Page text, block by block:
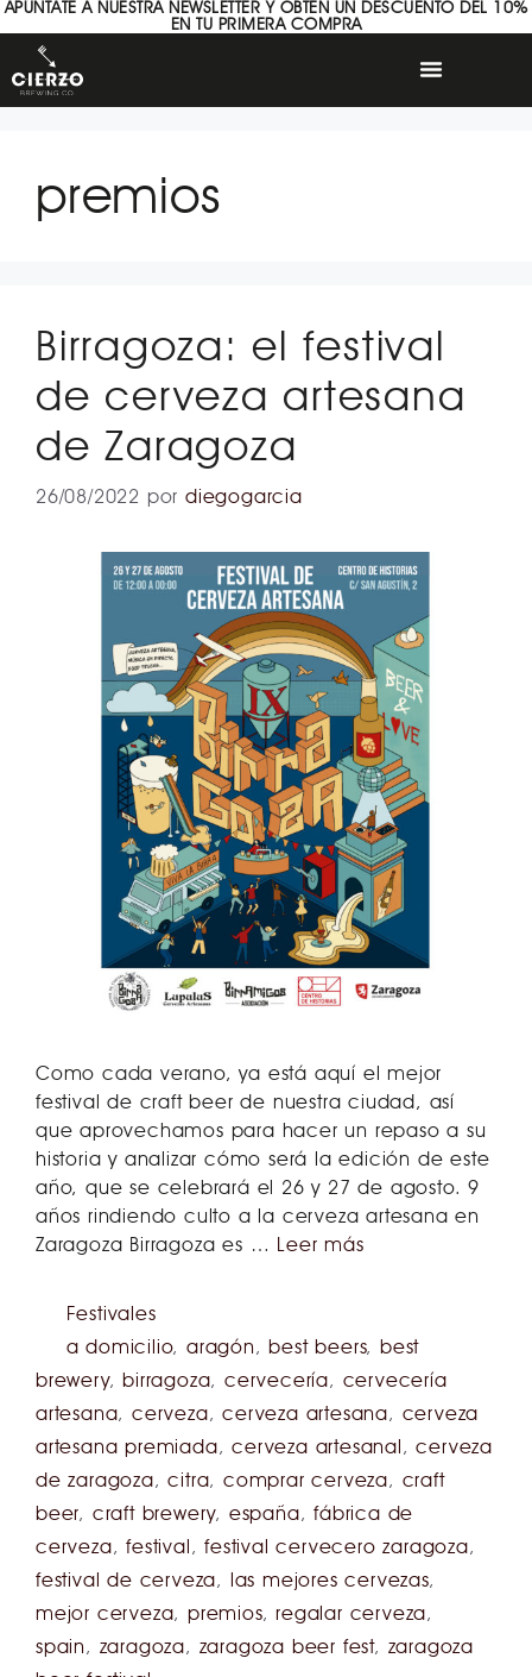
APÚNTATE A NUESTRA NEWSLETTER Y OBTÉN UN DESCUENTO DEL 10%
EN TU PRIMERA COMPRA
premios
Birragoza: el festival
de cerveza artesana
de Zaragoza
26/08/2022 pordiegogarcia
Como cada verano, ya está aquí el mejor
festival de craft beer de nuestra ciudad, así
que aprovechamos para hacer un repaso a su
historia y analizar cómo será la edición de este
año, que se celebrará el 26 y 27 de agosto. 9
años rindiendo culto a la cerveza artesana en
Zaragoza Birragoza es … Leer más
Festivales
a domicilio,aragón,best beers,best
brewery,birragoza,cervecería, cervecería
artesana,cerveza,cerveza artesana, cerveza
artesana premiada,cerveza artesanal,cerveza
de zaragoza,citra,comprar cerveza, craft
beer, craft brewery, españa,fábrica de
cerveza,festival,festival cervecero zaragoza,
festival de cerveza, las mejores cervezas,
mejor cerveza,premios,regalar cerveza,
spain, zaragoza, zaragoza beer fest, zaragoza